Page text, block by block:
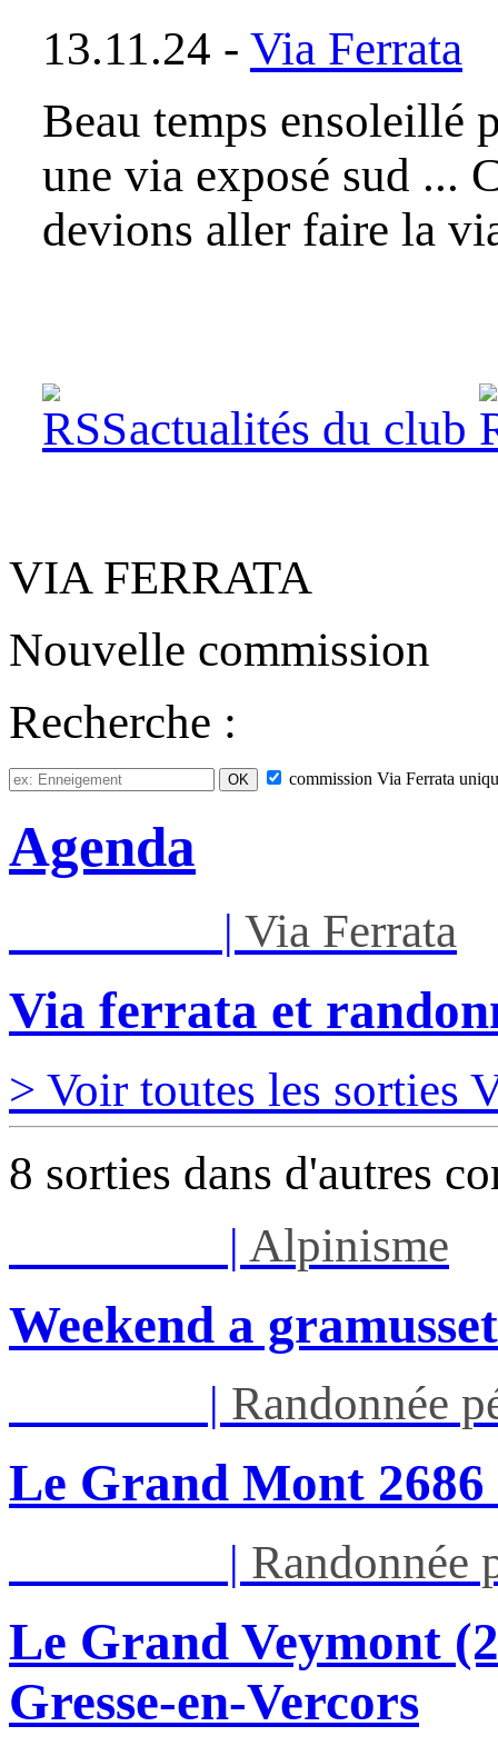
13.11.24 - Via Ferrata
Beau temps ensoleillé
une via exposé sud ...
devions aller faire la
actualités du club
VIA FERRATA
Nouvelle commission
Recherche :
commission Via Ferrata
Agenda
| Via Ferrata
Via ferrata et
> Voir toutes les sorties
8 sorties dans d'autres
| Alpinisme
Weekend a gramusset
| Randonnée
Le Grand Mont
| Randonnée
Le Grand Veymont
Gresse-en-Vercors